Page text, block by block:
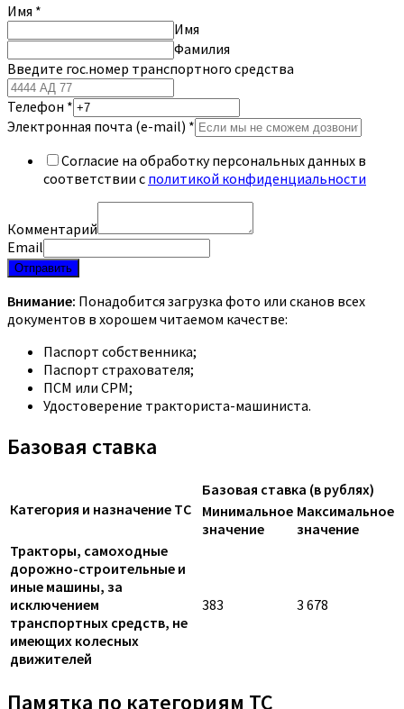
Имя *
Имя
Фамилия
Введите гос.номер транспортного средства
Телефон *
Электронная почта (e-mail) *
Согласие на обработку персональных данных в
соответствии с политикой конфиденциальности
Комментарий
Email
Отправить
Внимание: Понадобится загрузка фото или сканов всех
документов в хорошем читаемом качестве:
Паспорт собственника;
Паспорт страхователя;
ПСМ или СРМ;
Удостоверение тракториста-машиниста.
Базовая ставка
Категория и назначение ТС
Базовая ставка (в рублях)
Минимальное
значение
Максимальное
значение
Тракторы, самоходные
дорожно-строительные и
иные машины, за
исключением
транспортных средств, не
имеющих колесных
движителей
383 3 678
Памятка по категориям ТС